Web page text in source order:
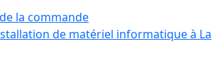
la commande
de matériel informatique à La